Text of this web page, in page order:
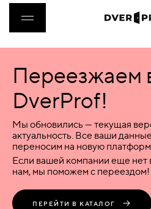
ДВЕРИ
ФУРНИТУРА
ВОРОТА
ПЕРЕГОРОДКИ
Переезжаем
DverProf!
Мы обновились — текущая
актуальность. Все ваши
переносим на новую
Если вашей компании еще нет
нам, мы поможем с переездом!
ПЕРЕЙТИ В КАТАЛОГ